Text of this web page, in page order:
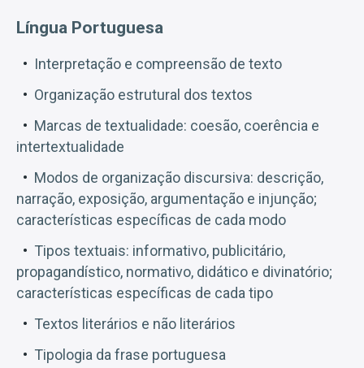
Língua Portuguesa
Interpretação e compreensão de texto
Organização estrutural dos textos
Marcas de textualidade: coesão, coerência e
intertextualidade
Modos de organização discursiva: descrição,
narração, exposição, argumentação e injunção;
características específicas de cada modo
Tipos textuais: informativo, publicitário,
propagandístico, normativo, didático e divinatório;
características específicas de cada tipo
Textos literários e não literários
Tipologia da frase portuguesa